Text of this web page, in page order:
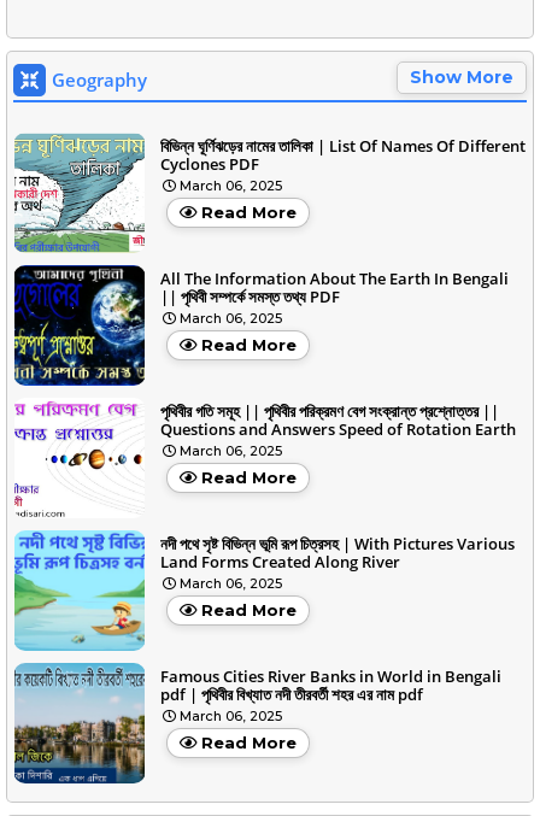
Geography Show More
বিভিন্ন ঘূর্ণিঝড়ের নামের তালিকা | List Of Names Of Different
Cyclones PDF
March 06, 2025
Read More
All The Information About The Earth In Bengali
|| পৃথিবী সম্পর্কে সমস্ত তথ্য PDF
March 06, 2025
Read More
পৃথিবীর গতি সমূহ || পৃথিবীর পরিক্রমণ বেগ সংক্রান্ত প্রশ্নোত্তর ||
Questions and Answers Speed of Rotation Earth
March 06, 2025
Read More
নদী পথে সৃষ্ট বিভিন্ন ভূমি রূপ চিত্রসহ | With Pictures Various
Land Forms Created Along River
March 06, 2025
Read More
Famous Cities River Banks in World in Bengali
pdf | পৃথিবীর বিখ্যাত নদী তীরবর্তী শহর এর নাম pdf
March 06, 2025
Read More